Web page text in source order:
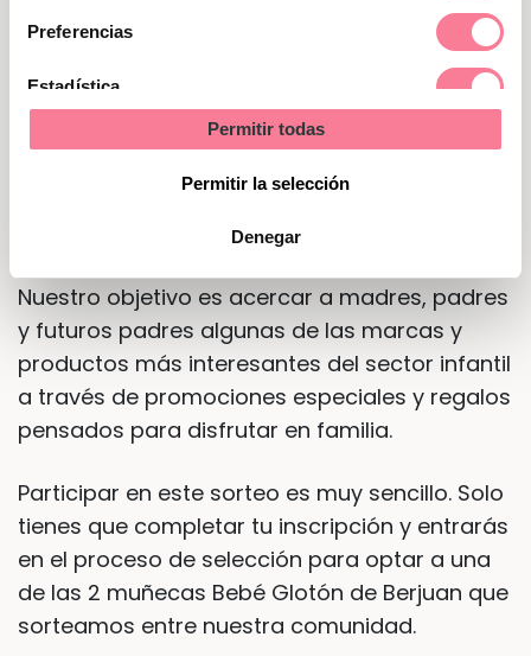
Preferencias
Estadística
Permitir todas
Permitir la selección
Denegar
muy completa que invita a cuidar, alimentar y
sorteos exclusivos con productos
seleccionados para las familias, el
Nuestro objetivo es acercar a madres, padres
y futuros padres algunas de las marcas y
productos más interesantes del sector infantil
a través de promociones especiales y regalos
pensados para disfrutar en familia.
Participar en este sorteo es muy sencillo. Solo
tienes que completar tu inscripción y entrarás
en el proceso de selección para optar a una
de las 2 muñecas Bebé Glotón de Berjuan que
sorteamos entre nuestra comunidad.